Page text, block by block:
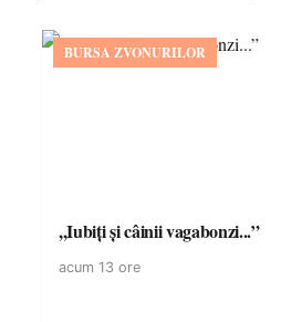
BURSA ZVONURILOR
,,Iubiți și câinii vagabonzi...”
acum 13 ore